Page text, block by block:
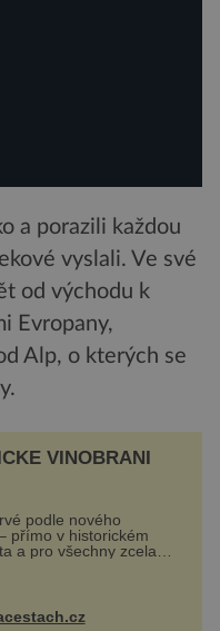
a porazili každou
vyslali. Ve své
od východu k
Evropany,
Alp, o kterých se
VINOBRANÍ
podle nového
přímo v historickém
a pro všechny zcela
program se
se mohou těšit
pes...